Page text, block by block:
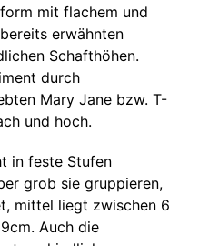
mit flachem und
erwähnten
Schafthöhen.
durch
Mary Jane bzw. T-
und hoch.
in feste Stufen
grob sie gruppieren,
mittel liegt zwischen 6
Auch die